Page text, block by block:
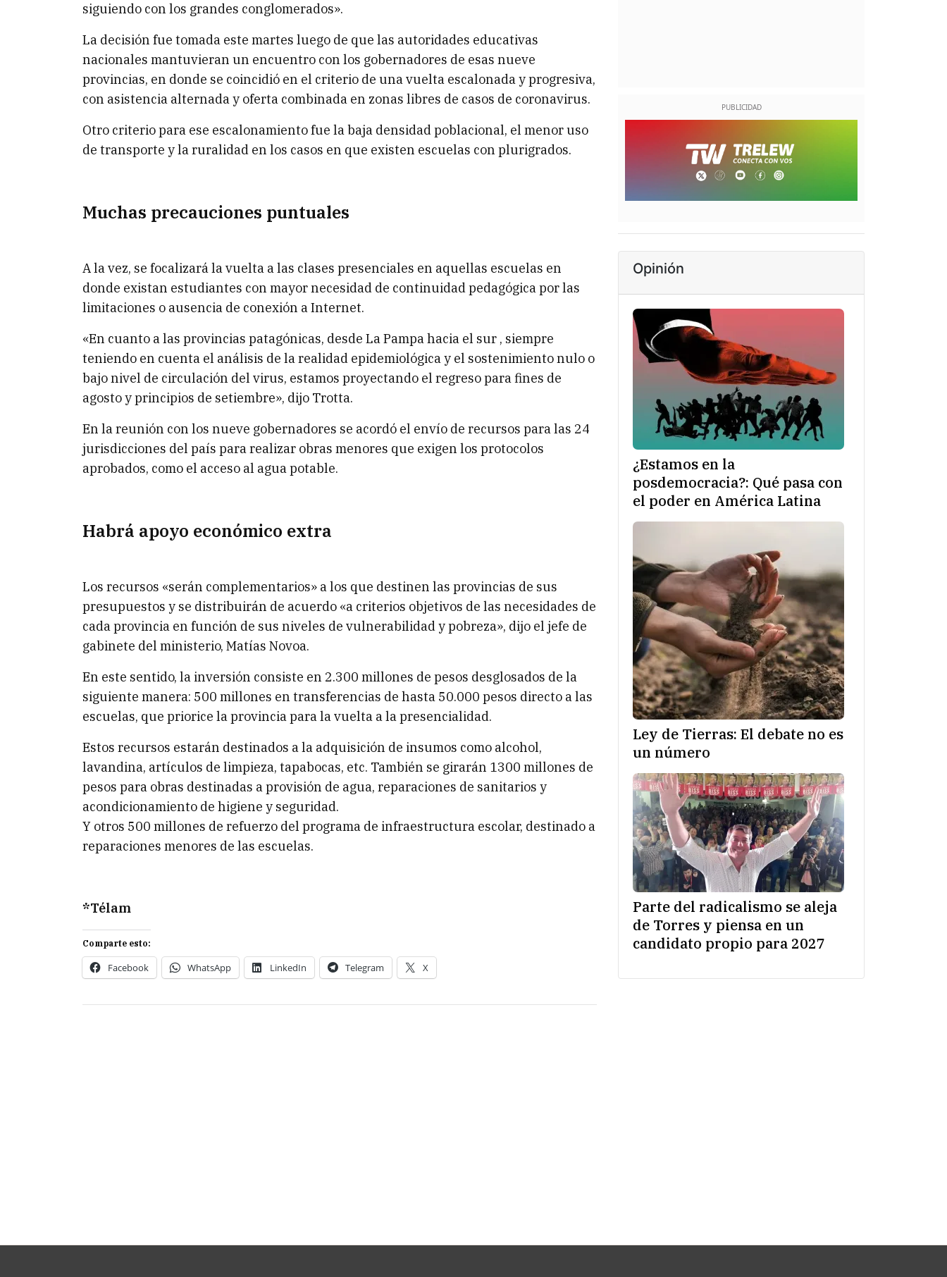
siguiendo con los grandes conglomerados».
La decisión fue tomada este martes luego de que las autoridades educativas
nacionales mantuvieran un encuentro con los gobernadores de esas nueve
provincias, en donde se coincidió en el criterio de una vuelta escalonada y progresiva,
con asistencia alternada y oferta combinada en zonas libres de casos de coronavirus.
Otro criterio para ese escalonamiento fue la baja densidad poblacional, el menor uso
de transporte y la ruralidad en los casos en que existen escuelas con plurigrados.
Muchas precauciones puntuales
A la vez, se focalizará la vuelta a las clases presenciales en aquellas escuelas en
donde existan estudiantes con mayor necesidad de continuidad pedagógica por las
limitaciones o ausencia de conexión a Internet.
«En cuanto a las provincias patagónicas, desde La Pampa hacia el sur , siempre
teniendo en cuenta el análisis de la realidad epidemiológica y el sostenimiento nulo o
bajo nivel de circulación del virus, estamos proyectando el regreso para fines de
agosto y principios de setiembre», dijo Trotta.
En la reunión con los nueve gobernadores se acordó el envío de recursos para las 24
jurisdicciones del país para realizar obras menores que exigen los protocolos
aprobados, como el acceso al agua potable.
Habrá apoyo económico extra
Los recursos «serán complementarios» a los que destinen las provincias de sus
presupuestos y se distribuirán de acuerdo «a criterios objetivos de las necesidades de
cada provincia en función de sus niveles de vulnerabilidad y pobreza», dijo el jefe de
gabinete del ministerio, Matías Novoa.
En este sentido, la inversión consiste en 2.300 millones de pesos desglosados de la
siguiente manera: 500 millones en transferencias de hasta 50.000 pesos directo a las
escuelas, que priorice la provincia para la vuelta a la presencialidad.
Estos recursos estarán destinados a la adquisición de insumos como alcohol,
lavandina, artículos de limpieza, tapabocas, etc. También se girarán 1300 millones de
pesos para obras destinadas a provisión de agua, reparaciones de sanitarios y
acondicionamiento de higiene y seguridad.
Y otros 500 millones de refuerzo del programa de infraestructura escolar, destinado a
reparaciones menores de las escuelas.
*Télam
Comparte esto:
Facebook WhatsApp LinkedIn Telegram X
Opinión
¿Estamos en la
posdemocracia?: Qué pasa con
el poder en América Latina
Ley de Tierras: El debate no es
un número
Parte del radicalismo se aleja
de Torres y piensa en un
candidato propio para 2027